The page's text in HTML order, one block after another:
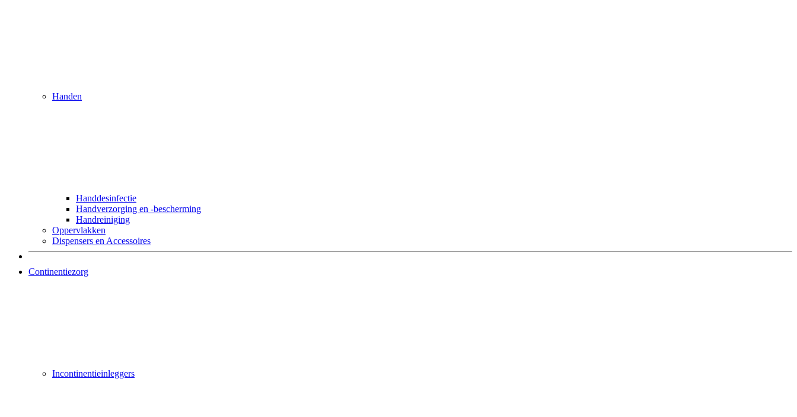
Handen
Handdesinfectie
Handverzorging en -bescherming
Handreiniging
Oppervlakken
Dispensers en Accessoires
Continentiezorg
Incontinentieinleggers